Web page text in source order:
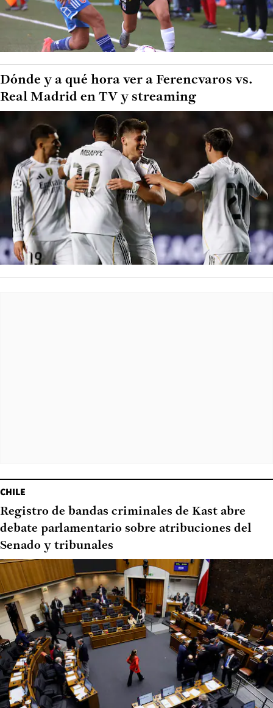
Dónde y a qué hora ver a Ferencvaros vs.
Real Madrid en TV y streaming
CHILE
Registro de bandas criminales de Kast abre
debate parlamentario sobre atribuciones del
Senado y tribunales